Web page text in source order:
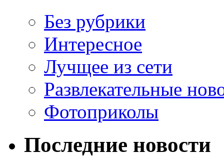
Без рубрики
Интересное
Лучщее из сети
Развлекательные
Фотоприколы
Последние новости